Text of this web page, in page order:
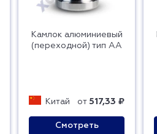
Камлок алюминиевый
(переходной) тип AA
Китай от 517,33 ₽
Смотреть